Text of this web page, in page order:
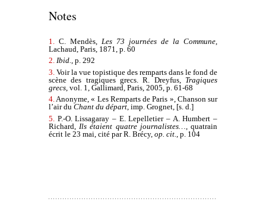
Notes
1. C. Mendès, Les 73 journées de la Commune
Lachaud, Paris, 1871, p. 60
2. Ibid., p. 292
3. Voir la vue topistique des remparts dans le fond de
scène des tragiques grecs. R. Dreyfus, Tragiques
grecs , vol. 1, Gallimard, Paris, 2005, p. 61-68
4.Anonyme, « Les Remparts de Paris », Chanson sur
l’air du Chant du départ, imp. Grognet, [s. d.]
5. P.-O. Lissagaray – E. Lepelletier – A. Humbert –
Richard, Ils étaient quatre journalistes…
, quatrain
écrit le 23 mai, cité par R. Brécy, op. cit. , p. 104